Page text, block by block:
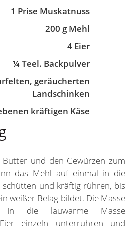
1 Prise Muskatnuss
200 g Mehl
4 Eier
¼ Teel. Backpulver
geräucherten
Landschinken
kräftigen Käse
und den Gewürzen zum
das Mehl auf einmal in die
schütten und kräftig rühren, bis
weißer Belag bildet. Die Masse
In die lauwarme Masse
einzeln unterrühren und